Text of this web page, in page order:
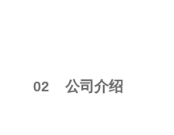
02公司介绍